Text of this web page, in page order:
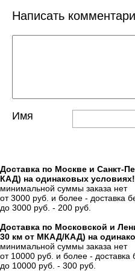
Написать
Имя
Доставка по Москве и Санкт-
КАД) на одинаковых условиях!
минимальной суммы заказа нет
от 3000 руб. и более - доставка
до 3000 руб. - 200 руб.
Доставка по Московской и
30 км от МКАД/КАД) на
минимальной суммы заказа нет
от 10000 руб. и более - доставка
до 10000 руб. - 300 руб.